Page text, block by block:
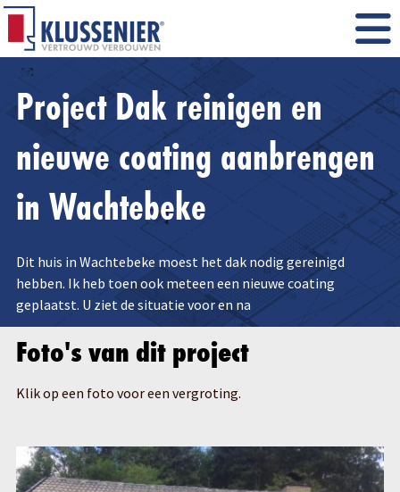
Project Dak reinigen en
nieuwe coating aanbrengen
in Wachtebeke
Dit huis in Wachtebeke moest het dak nodig gereinigd
hebben. Ik heb toen ook meteen een nieuwe coating
geplaatst. U ziet de situatie voor en na
Foto's van dit project
Klik op een foto voor een vergroting.